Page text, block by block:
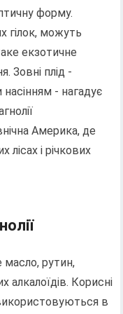
форму.
гілок, можуть
екзотичне
Зовні плід -
- нагадує
Америка, де
і річкових
масло, рутин,
алкалоїдів. Корисні
в